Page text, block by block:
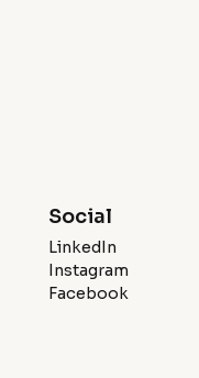
Social
LinkedIn
Instagram
Facebook